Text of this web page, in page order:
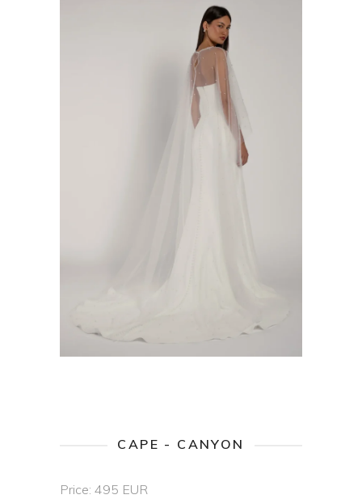
CAPE - CANYON
Price: 495 EUR